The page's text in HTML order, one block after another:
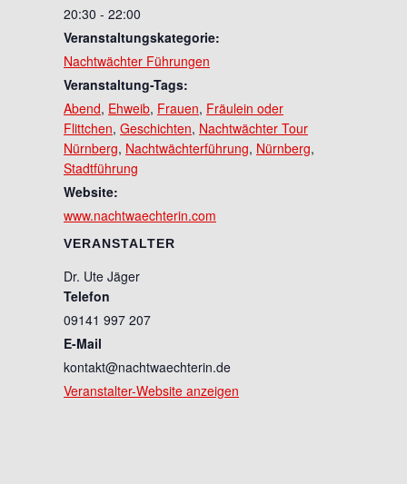
20:30 - 22:00
Veranstaltungskategorie:
Nachtwächter Führungen
Veranstaltung-Tags:
Abend, Ehweib, Frauen, Fräulein oder
Flittchen, Geschichten, Nachtwächter Tour
Nürnberg, Nachtwächterführung, Nürnberg,
Stadtführung
Website:
www.nachtwaechterin.com
VERANSTALTER
Dr. Ute Jäger
Telefon
09141 997 207
E-Mail
kontakt@nachtwaechterin.de
Veranstalter-Website anzeigen